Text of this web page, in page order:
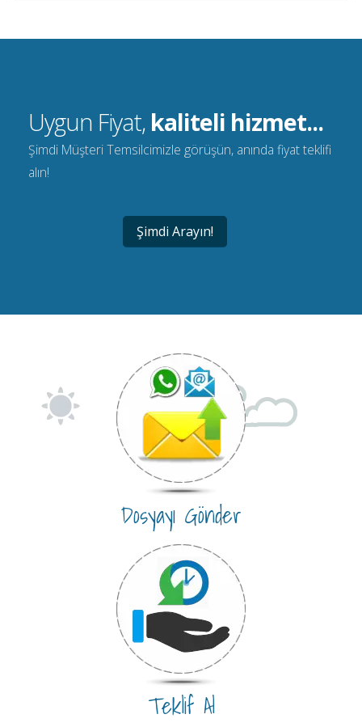
Uygun Fiyat, kaliteli hizmet...
Şimdi Müşteri Temsilcimizle görüşün, anında fiyat teklifi
alın!
Şimdi Arayın!
Dosyayı Gönder
Teklif Al